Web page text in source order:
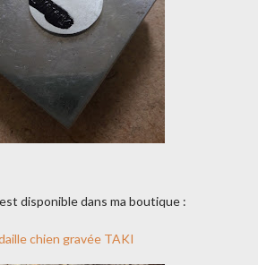
disponible dans ma boutique :
chien gravée TAKI